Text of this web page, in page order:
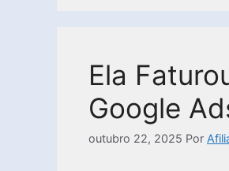
Ela
Google
outubro 22, 2025 Por